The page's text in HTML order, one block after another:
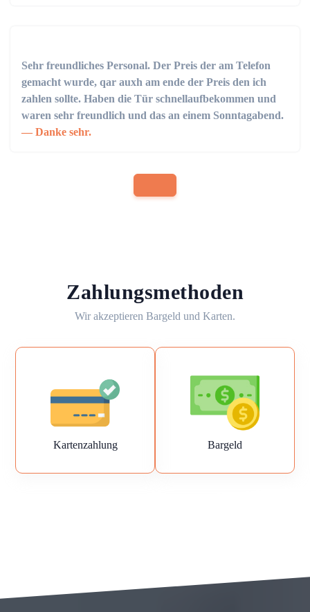
Sehr freundliches Personal. Der Preis der am Telefon
gemacht wurde, qar auxh am ende der Preis den ich
zahlen sollte. Haben die Tür schnellaufbekommen und
waren sehr freundlich und das an einem Sonntagabend.
Danke sehr.
Zahlungsmethoden
Wir akzeptieren Bargeld und Karten.
Kartenzahlung Bargeld